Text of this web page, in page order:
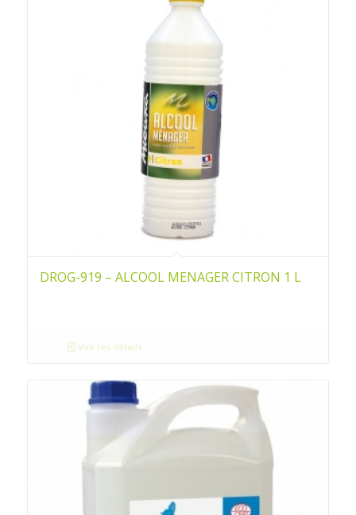
DROG-919 – ALCOOL MENAGER CITRON 1 L
Voir les détails